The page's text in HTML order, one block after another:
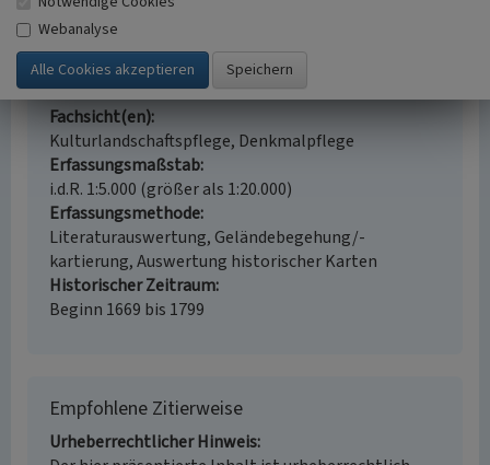
Ort
45289 Essen - Buraltendorf
Gesetzlich geschütztes Kulturdenkmal
Kein
Fachsicht(en)
Kulturlandschaftspflege, Denkmalpflege
Erfassungsmaßstab
i.d.R. 1:5.000 (größer als 1:20.000)
Erfassungsmethode
Literaturauswertung, Geländebegehung/-
kartierung, Auswertung historischer Karten
Historischer Zeitraum
Beginn 1669 bis 1799
Empfohlene Zitierweise
Urheberrechtlicher Hinweis
Webanalyse